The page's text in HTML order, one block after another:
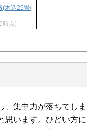
(木造25畳/
時点)
、集中力が落ちてしま
思います。ひどい方に